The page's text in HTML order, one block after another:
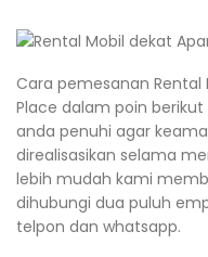
Cara pemesanan
Place dalam poin
anda penuhi agar
direalisasikan selama
lebih mudah kami
dihubungi dua puluh
telpon dan whatsapp.